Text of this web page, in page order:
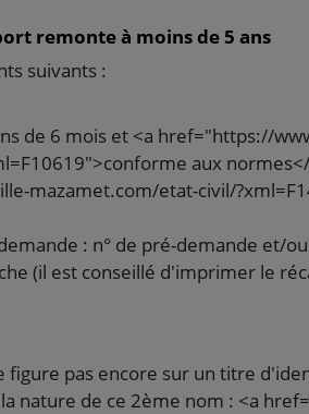
remonte à moins de 5 ans
suivants :
de 6 mois et <a href="https://
aux
mazamet.com/etat-civil/
: n° de pré-demande et/
(il est conseillé d'imprimer le
figure pas encore sur un titre
nature de ce 2ème nom : <a